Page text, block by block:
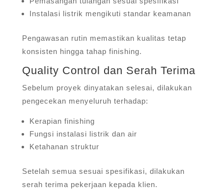
Instalasi listrik mengikuti standar keamanan
Pengawasan rutin memastikan kualitas tetap
konsisten hingga tahap finishing.
Quality Control dan Serah Terima
Sebelum proyek dinyatakan selesai, dilakukan
pengecekan menyeluruh terhadap:
Kerapian finishing
Fungsi instalasi listrik dan air
Ketahanan struktur
Setelah semua sesuai spesifikasi, dilakukan
serah terima pekerjaan kepada klien.